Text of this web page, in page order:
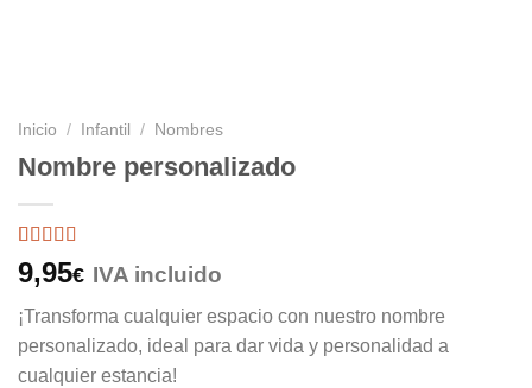
Inicio / Infantil / Nombres
Nombre personalizado
Valorado
con5de 5
27
valoraciones
de clientes
9,95€ IVA incluido
¡Transforma cualquier espacio con nuestro nombre
personalizado, ideal para dar vida y personalidad a
cualquier estancia!